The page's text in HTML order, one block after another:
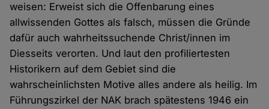
weisen: Erweist sich die Offenbarung eines
allwissenden Gottes als falsch, müssen die Gründe
dafür auch wahrheitssuchende Christ/innen im
Diesseits verorten. Und laut den profiliertesten
Historikern auf dem Gebiet sind die
wahrscheinlichsten Motive alles andere als heilig. Im
Führungszirkel der NAK brach spätestens 1946 ein